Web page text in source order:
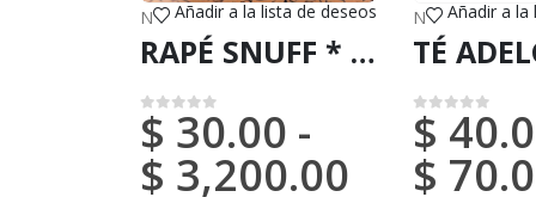
Añadir a la lista de deseos
NOVEDADES (DHL o FedEx) ,RAPÉ
RAPÉ SNUFF * YAWANAWA (DE BRASIL) / 5gr a 100gr / - 100 % fabricado por Tribus Nativas del Amazonas
0de 5
$ 30.00 -
$ 3,200.00
Añadir a la
NOVEDADES (DHL o FedEx)
0de 5
$
$